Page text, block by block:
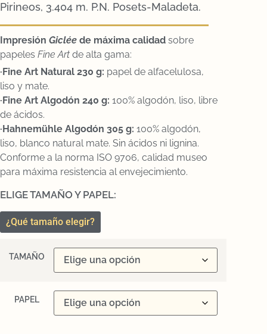
Pirineos, 3.404 m. P.N. Posets-Maladeta.
Impresión Giclée de máxima calidad sobre
papeles Fine Art de alta gama:
·Fine Art Natural 230 g: papel de alfacelulosa,
liso y mate.
·Fine Art Algodón 240 g: 100% algodón, liso, libre
de ácidos.
·Hahnemühle Algodón 305 g: 100% algodón,
liso, blanco natural mate. Sin ácidos ni lignina.
Conforme a la norma ISO 9706, calidad museo
para máxima resistencia al envejecimiento.
ELIGE TAMAÑO Y PAPEL:
¿Qué tamaño elegir?
TAMAÑO
PAPEL